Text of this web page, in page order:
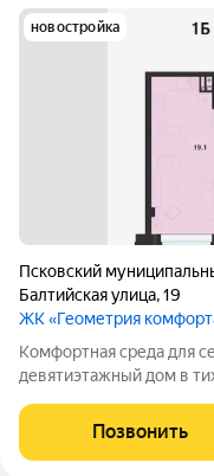
новостройка
Псковский
Балтийская улица,19
ЖК «Геометрия
Комфортная среда для
девятиэтажный дом в
строительства, уютную
семейной жизни.
Позвонить